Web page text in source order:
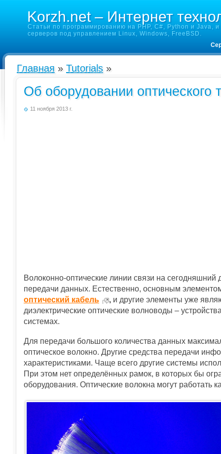
Korzh.net – Интернет
Статьи по программированию на PHP, C#, Python и Java,
серверов под управлением Linux, Windows, FreeBSD.
Главная » Tutorials »
Об оборудовании оптического
11 ноября 2013 г.
Волоконно-оптические линии связи на
передачи данных. Естественно, основным
оптический кабель
, и другие элементы уже
диэлектрические оптические волноводы –
системах.
Для передачи большого количества данных
оптическое волокно. Другие средства передачи
характеристиками. Чаще всего другие системы
При этом нет определённых рамок, в которых бы
оборудования. Оптические волокна могут работать